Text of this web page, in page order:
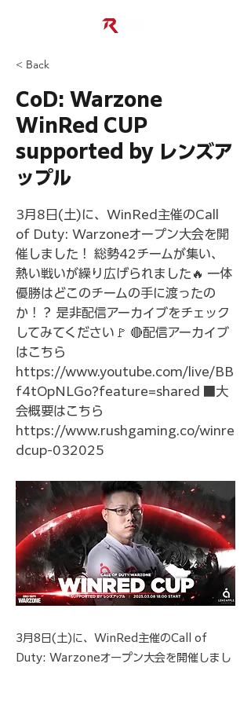
< Back
CoD: Warzone
WinRed CUP
supported by レンズア
ップル
3月8日(土)に、WinRed主催のCall
of Duty: Warzoneオープン大会を開
催しました！ 総勢42チームが集い、
熱い戦いが繰り広げられました🔥 一体
優勝はどこのチームの手に渡ったの
か！？ 是非配信アーカイブをチェック
してみてください🚩 🔴配信アーカイブ
はこちら
https://www.youtube.com/live/BB
f4tOpNLGo?feature=shared
■大
会概要はこちら
https://www.rushgaming.co/winre
dcup-032025
3月8日(土)に、WinRed主催のCall of
Duty: Warzoneオープン大会を開催しまし